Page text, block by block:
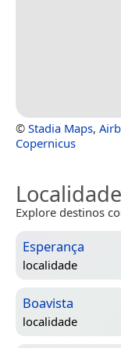
© Stadia Maps,
Copernicus
Explore destinos
Esperança
localidade
Boavista
localidade